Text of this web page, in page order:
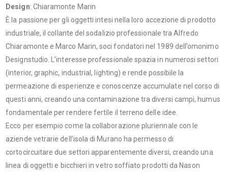
Design: Chiaramonte Marin
È la passione per gli oggetti intesi nella loro accezione di prodotto
industriale, il collante del sodalizio professionale tra Alfredo
Chiaramonte e Marco Marin, soci fondatori nel 1989 dell’omonimo
Designstudio. L’interesse professionale spazia in numerosi settori
(interior, graphic, industrial, lighting) e rende possibile la
permeazione di esperienze e conoscenze accumulate nel corso di
questi anni, creando una contaminazione tra diversi campi, humus
fondamentale per rendere fertile il terreno delle idee.
Ecco per esempio come la collaborazione pluriennale con le
aziende vetrarie dell’isola di Murano ha permesso di
cortocircuitare due settori apparentemente diversi, creando una
linea di oggetti e bicchieri in vetro soffiato prodotti da Nason